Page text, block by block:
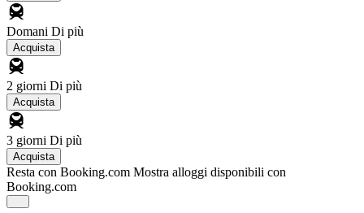
Domani Di più
Acquista
2 giorni Di più
Acquista
3 giorni Di più
Acquista
Resta con Booking.com Mostra alloggi disponibili con
Booking.com